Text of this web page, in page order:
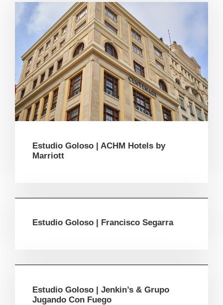
Estudio Goloso | ACHM Hotels by
Marriott
Estudio Goloso | Francisco Segarra
Estudio Goloso | Jenkin’s & Grupo
Jugando Con Fuego